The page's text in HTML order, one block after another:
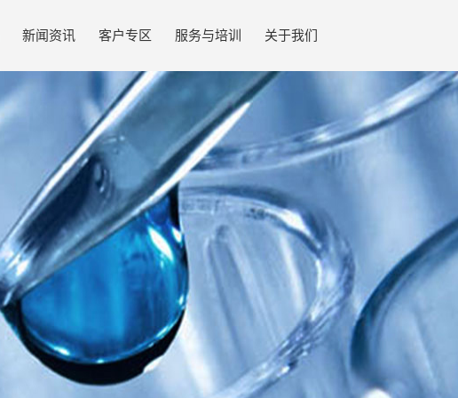
新闻资讯 客户专区 服务与培训 关于我们